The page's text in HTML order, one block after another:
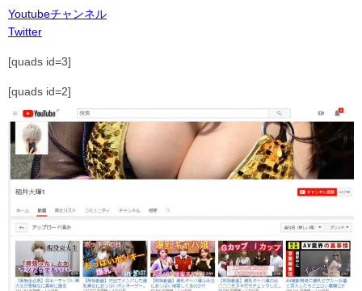
Youtubeチャンネル
Twitter
[quads id=3]
[quads id=2]